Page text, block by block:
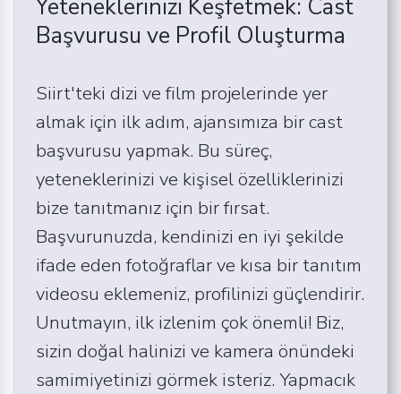
Yeteneklerinizi Keşfetmek: Cast
Başvurusu ve Profil Oluşturma
Siirt'teki dizi ve film projelerinde yer
almak için ilk adım, ajansımıza bir cast
başvurusu yapmak. Bu süreç,
yeteneklerinizi ve kişisel özelliklerinizi
bize tanıtmanız için bir fırsat.
Başvurunuzda, kendinizi en iyi şekilde
ifade eden fotoğraflar ve kısa bir tanıtım
videosu eklemeniz, profilinizi güçlendirir.
Unutmayın, ilk izlenim çok önemli! Biz,
sizin doğal halinizi ve kamera önündeki
samimiyetinizi görmek isteriz. Yapmacık